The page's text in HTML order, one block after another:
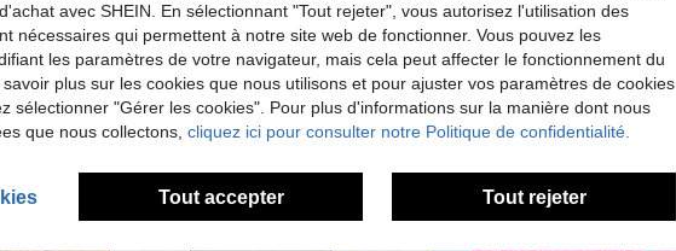
avec SHEIN. En sélectionnant "Tout rejeter", vous autorisez l'utilisation des
nécessaires qui permettent à notre site web de fonctionner. Vous pouvez les
les paramètres de votre navigateur, mais cela peut affecter le fonctionnement du
plus sur les cookies que nous utilisons et pour ajuster vos paramètres de cookies
sélectionner "Gérer les cookies". Pour plus d'informations sur la manière dont nous
que nous collectons, cliquez ici pour consulter notre Politique de confidentialité.
Tout accepter Tout rejeter